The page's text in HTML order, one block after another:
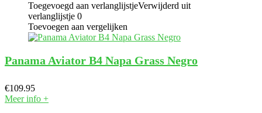
Toegevoegd aan verlanglijstjeVerwijderd uit
verlanglijstje 0
Toevoegen aan vergelijken
Panama Aviator B4 Napa Grass Negro
€109.95
Meer info +